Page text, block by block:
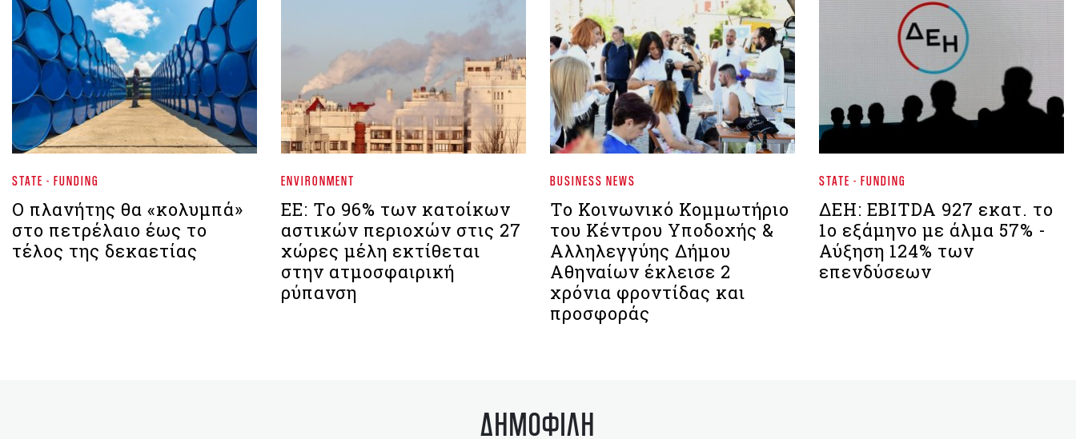
STATE - FUNDING
Ο πλανήτης θα «κολυμπά»
στο πετρέλαιο έως το
τέλος της δεκαετίας
ENVIRONMENT
ΕΕ: Το 96% των κατοίκων
αστικών περιοχών στις 27
χώρες μέλη εκτίθεται
στην ατμοσφαιρική
ρύπανση
BUSINESS NEWS
Το Κοινωνικό Κομμωτήριο
του Κέντρου Υποδοχής &
Αλληλεγγύης Δήμου
Αθηναίων έκλεισε 2
χρόνια φροντίδας και
προσφοράς
STATE - FUNDING
ΔΕΗ: EBITDA 927 εκατ. το
1ο εξάμηνο με άλμα 57% -
Αύξηση 124% των
επενδύσεων
ΔΗΜΟΦΙΛΗ